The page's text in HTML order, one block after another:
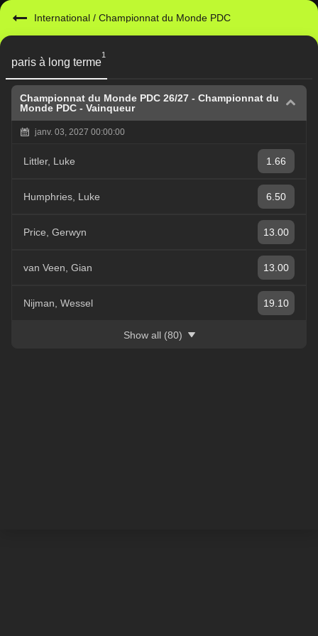
International / Championnat du Monde PDC
paris à long terme
1
Championnat du Monde PDC 26/27 - Championnat du
Monde PDC - Vainqueur
janv. 03, 2027 00:00:00
Littler, Luke 1.66
Humphries, Luke 6.50
Price, Gerwyn 13.00
van Veen, Gian 13.00
Nijman, Wessel 19.10
Show all (80)